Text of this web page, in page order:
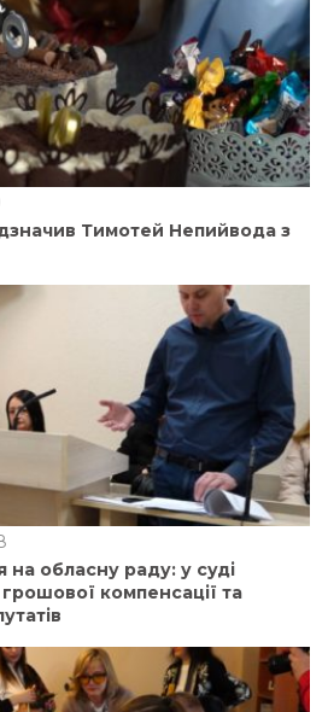
Тимотей Непийвода з
на обласну раду: у суді
компенсації та